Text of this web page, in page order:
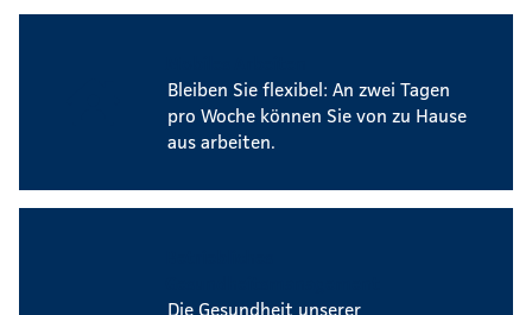
Bleiben Sie flexibel: An zwei Tagen
pro Woche können Sie von zu Hause
aus arbeiten.
Die Gesundheit unserer